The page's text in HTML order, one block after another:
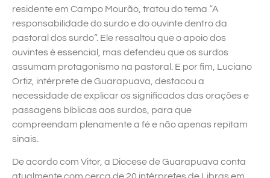
residente em Campo Mourão, tratou do tema “A
responsabilidade do surdo e do ouvinte dentro da
pastoral dos surdo”. Ele ressaltou que o apoio dos
ouvintes é essencial, mas defendeu que os surdos
assumam protagonismo na pastoral. E por fim, Luciano
Ortiz, intérprete de Guarapuava, destacou a
necessidade de explicar os significados das orações e
passagens bíblicas aos surdos, para que
compreendam plenamente a fé e não apenas repitam
sinais.
De acordo com Vitor, a Diocese de Guarapuava conta